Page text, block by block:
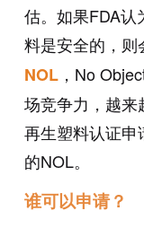
估。如果FDA认
料是安全的，
NOL，No
场竞争力，越来
再生塑料认证
的NOL。
谁可以申请？